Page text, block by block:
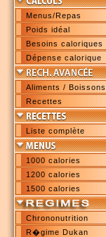
Menus/Repas
Poids idéal
Besoins caloriques
Dépense calorique
Aliments / Boissons
Recettes
Liste complète
1000 calories
1200 calories
1500 calories
Chrononutrition
R�gime Dukan